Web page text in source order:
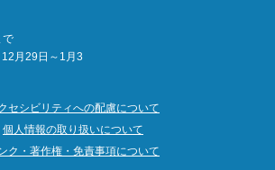
で
月29日～1月3
セシビリティへの配慮について
個人情報の取り扱いについて
ク・著作権・免責事項について